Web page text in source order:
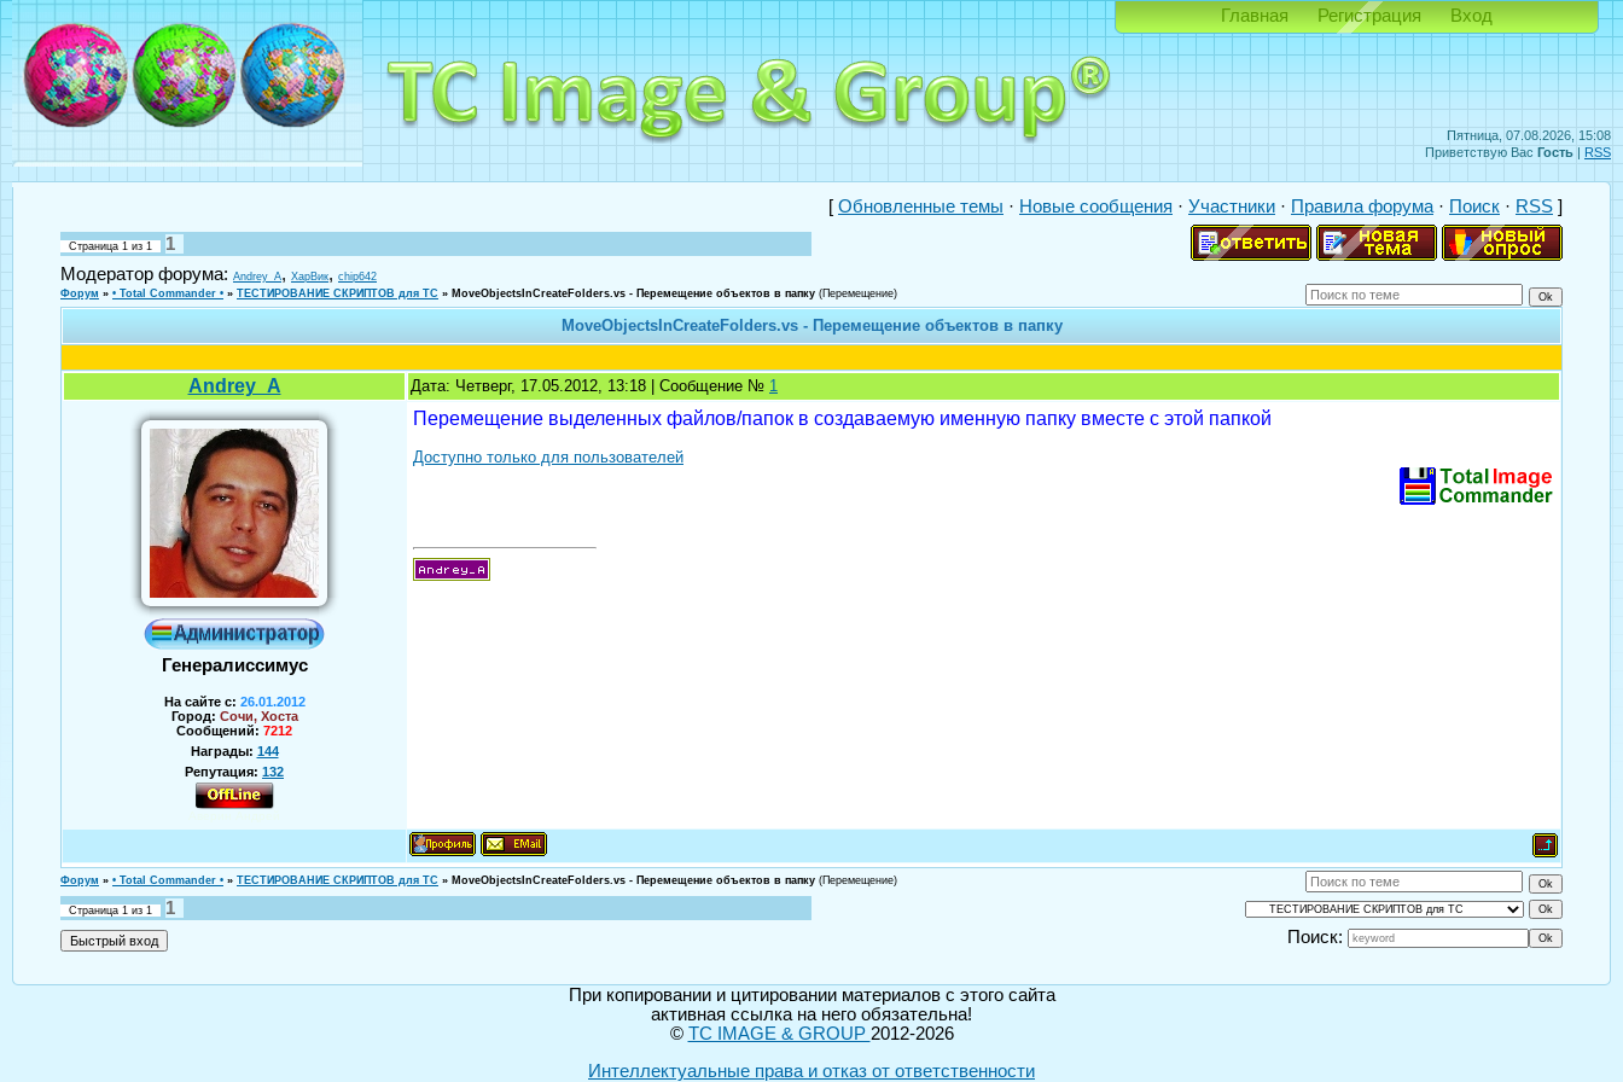
Пятница, 07.08.2026, 15:08
Приветствую Вас Гость | RSS
Главная Регистрация Вход
[ Обновленные темы · Новые сообщения · Участники · Правила форума · Поиск · RSS ]
Страница 1 из 1
1
Модератор форума: Andrey_A, ХарВик, chip642
Форум » • Total Commander • » ТЕСТИРОВАНИЕ СКРИПТОВ для TC » MoveОbjectsInCreateFolders.vs - Перемещение объектов в папку (Перемещение)
MoveОbjectsInCreateFolders.vs - Перемещение объектов в папку
Andrey_A Дата: Четверг, 17.05.2012, 13:18 | Сообщение № 1
Генералиссимус
На сайте с: 26.01.2012
Город: Сочи, Хоста
Сообщений: 7212
Награды: 144
Репутация: 132
Перемещение выделенных файлов/папок в создаваемую именную папку вместе с этой папкой
Доступно только для пользователей
Форум » • Total Commander • » ТЕСТИРОВАНИЕ СКРИПТОВ для TC » MoveОbjectsInCreateFolders.vs - Перемещение объектов в папку (Перемещение)
Страница 1 из 1
1
Поиск:
При копировании и цитировании материалов с этого сайта
активная ссылка на него обязательна!
© TC IMAGE & GROUP 2012-2026
Интеллектуальные права и отказ от ответственности